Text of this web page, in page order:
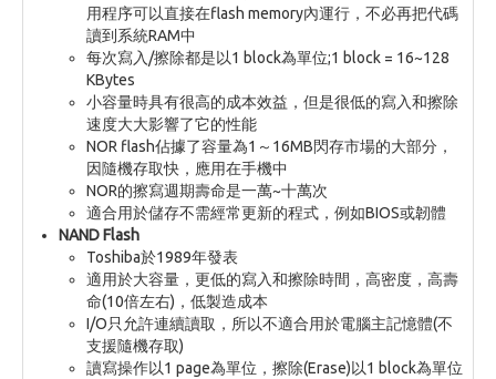
用程序可以直接在flash memory內運行，不必再把代碼
讀到系統RAM中
每次寫入/擦除都是以1 block為單位;1 block = 16~128
KBytes
小容量時具有很高的成本效益，但是很低的寫入和擦除
速度大大影響了它的性能
NOR flash佔據了容量為1～16MB閃存市場的大部分，
因隨機存取快，應用在手機中
NOR的擦寫週期壽命是一萬~十萬次
適合用於儲存不需經常更新的程式，例如BIOS或韌體
NAND Flash
Toshiba於1989年發表
適用於大容量，更低的寫入和擦除時間，高密度，高壽
命(10倍左右)，低製造成本
I/O只允許連續讀取，所以不適合用於電腦主記憶體(不
支援隨機存取)
讀寫操作以1 page為單位，擦除(Erase)以1 block為單位